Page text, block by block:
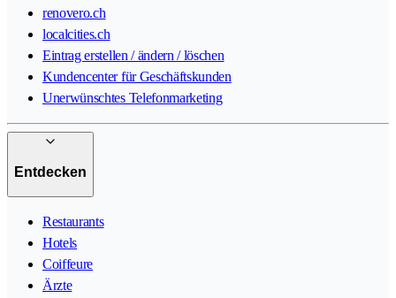
renovero.ch
localcities.ch
Eintrag erstellen / ändern / löschen
Kundencenter für Geschäftskunden
Unerwünschtes Telefonmarketing
Entdecken
Restaurants
Hotels
Coiffeure
Ärzte